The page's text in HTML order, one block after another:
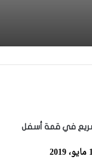
في قمة أسفل